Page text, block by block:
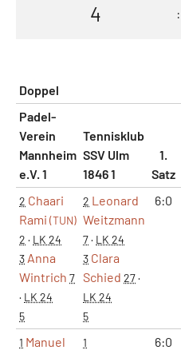
4 :
Doppel
Padel-
Verein
Mannheim
e.V. 1
Tennisklub
SSV Ulm
1846 1
1.
Satz
2 Chaari
Rami (TUN)
2 · LK 24
3 Anna
Wintrich 7
· LK 24
5
2 Leonard
Weitzmann
7· LK 24
3 Clara
Schied 27·
LK 24
5
6:0
1 Manuel
1 6:0